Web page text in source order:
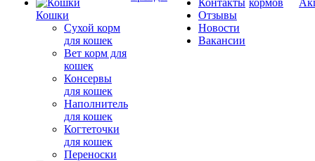
Кошки
Сухой корм
для кошек
Вет корм для
кошек
Консервы
для кошек
Наполнитель
для кошек
Когтеточки
для кошек
Переноски
Контакты
Отзывы
Новости
Вакансии
кормов